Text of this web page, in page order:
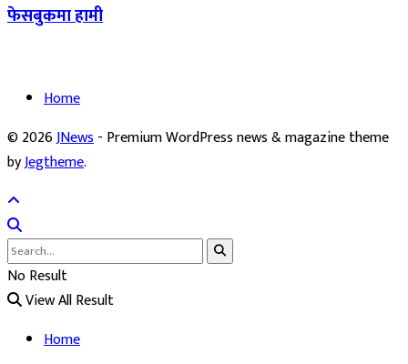
फेसबुकमा हामी
Home
© 2026JNews- Premium WordPress news & magazine theme
byJegtheme.
No Result
View All Result
Home